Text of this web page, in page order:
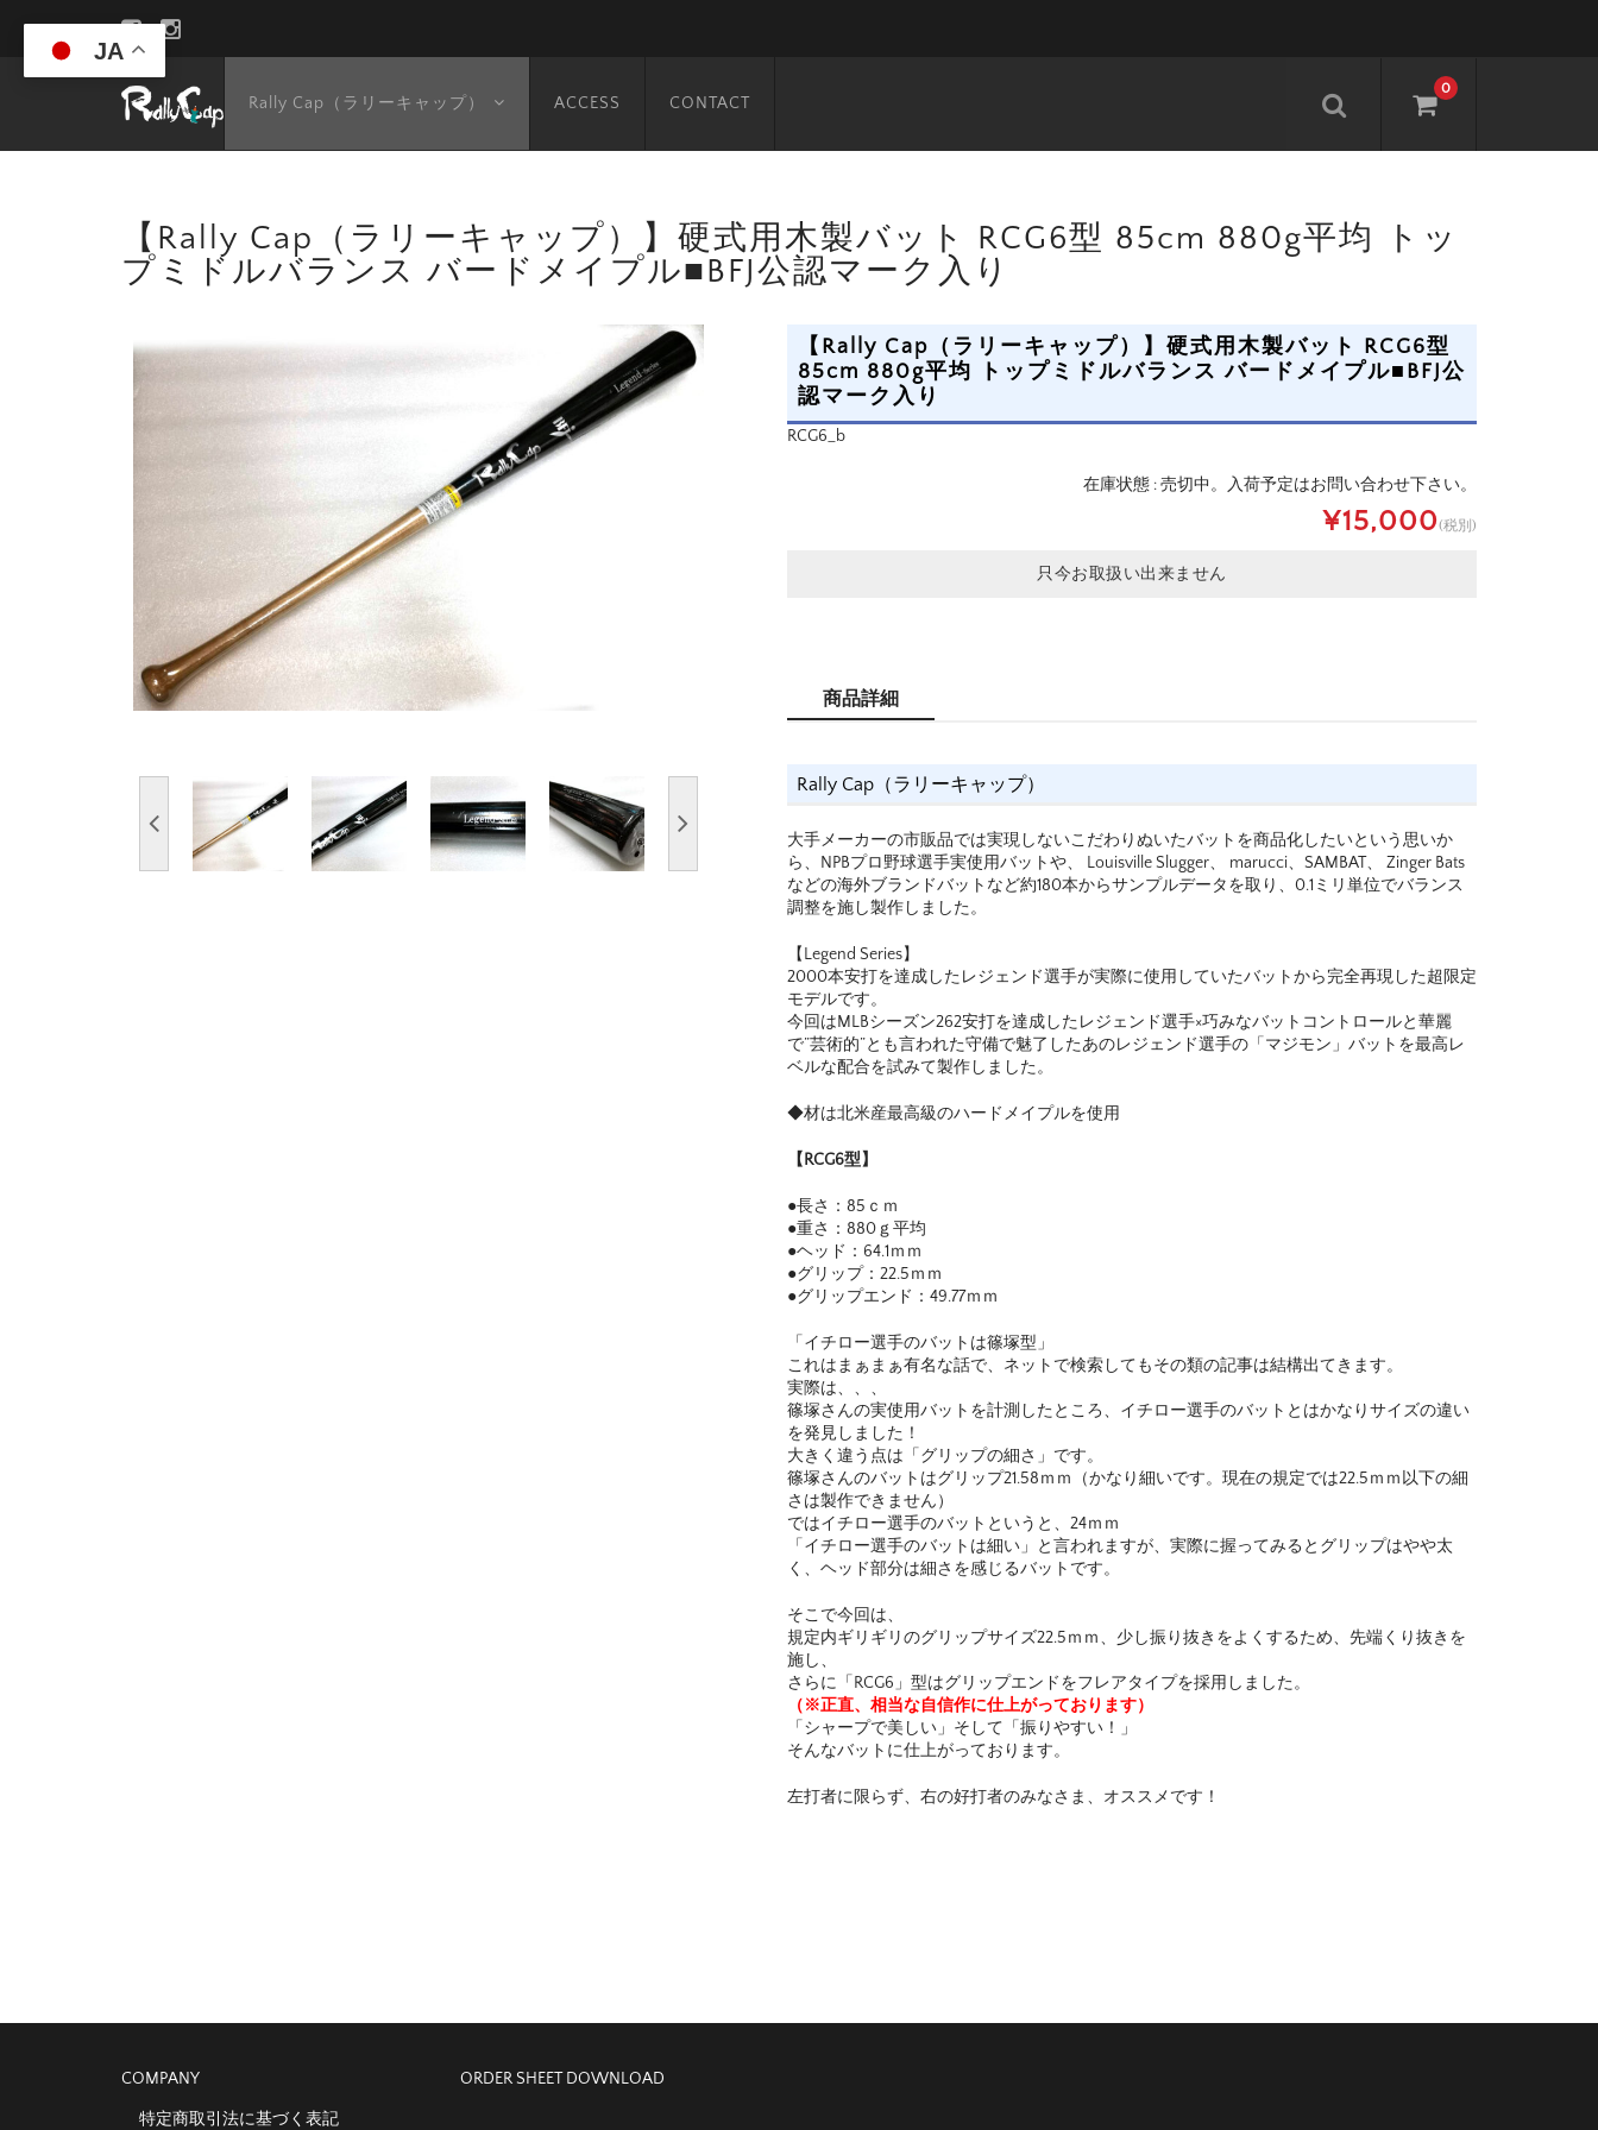
0
Rally Cap（ラリーキャップ） ACCESS CONTACT
【Rally Cap（ラリーキャップ）】硬式用木製バット RCG6型 85cm 880g平均 トッ
プミドルバランス バードメイプル■BFJ公認マーク入り
【Rally Cap（ラリーキャップ）】硬式用木製バット RCG6型
85cm 880g平均 トップミドルバランス バードメイプル■BFJ公
認マーク入り
RCG6_b
在庫状態 : 売切中。入荷予定はお問い合わせ下さい。
¥15,000(税別)
只今お取扱い出来ません
商品詳細
Rally Cap（ラリーキャップ）
大手メーカーの市販品では実現しないこだわりぬいたバットを商品化したいという思いか
ら、NPBプロ野球選手実使用バットや、 Louisville Slugger、 marucci、SAMBAT、 Zinger Bats
などの海外ブランドバットなど約180本からサンプルデータを取り、0.1ミリ単位でバランス
調整を施し製作しました。
【Legend Series】
2000本安打を達成したレジェンド選手が実際に使用していたバットから完全再現した超限定
モデルです。
今回はMLBシーズン262安打を達成したレジェンド選手×巧みなバットコントロールと華麗
で”芸術的”とも言われた守備で魅了したあのレジェンド選手の「マジモン」バットを最高レ
ベルな配合を試みて製作しました。
◆材は北米産最高級のハードメイプルを使用
【RCG6型】
●長さ：85ｃｍ
●重さ：880ｇ平均
●ヘッド：64.1ｍｍ
●グリップ：22.5ｍｍ
●グリップエンド：49.77ｍｍ
「イチロー選手のバットは篠塚型」
これはまぁまぁ有名な話で、ネットで検索してもその類の記事は結構出てきます。
実際は、、、
篠塚さんの実使用バットを計測したところ、イチロー選手のバットとはかなりサイズの違い
を発見しました！
大きく違う点は「グリップの細さ」です。
篠塚さんのバットはグリップ21.58ｍｍ（かなり細いです。現在の規定では22.5ｍｍ以下の細
さは製作できません）
ではイチロー選手のバットというと、24ｍｍ
「イチロー選手のバットは細い」と言われますが、実際に握ってみるとグリップはやや太
く、ヘッド部分は細さを感じるバットです。
そこで今回は、
規定内ギリギリのグリップサイズ22.5ｍｍ、少し振り抜きをよくするため、先端くり抜きを
施し、
さらに「RCG6」型はグリップエンドをフレアタイプを採用しました。
（※正直、相当な自信作に仕上がっております）
「シャープで美しい」そして「振りやすい！」
そんなバットに仕上がっております。
左打者に限らず、右の好打者のみなさま、オススメです！
COMPANY
特定商取引法に基づく表記
ORDER SHEET DOWNLOAD
JA